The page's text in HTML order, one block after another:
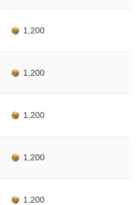
1,200
1,200
1,200
1,200
1,200